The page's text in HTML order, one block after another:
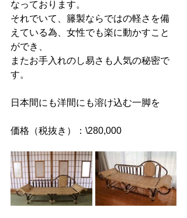
なっております。
それでいて、籐製ならではの軽さを備
えている為、女性でも楽に動かすこと
ができ、
またお手入れのし易さも人気の秘密で
す。
日本間にも洋間にも溶け込む一脚を
価格（税抜き）：\280,000